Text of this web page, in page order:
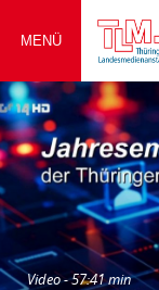
MENÜ
Video - 57:41 min